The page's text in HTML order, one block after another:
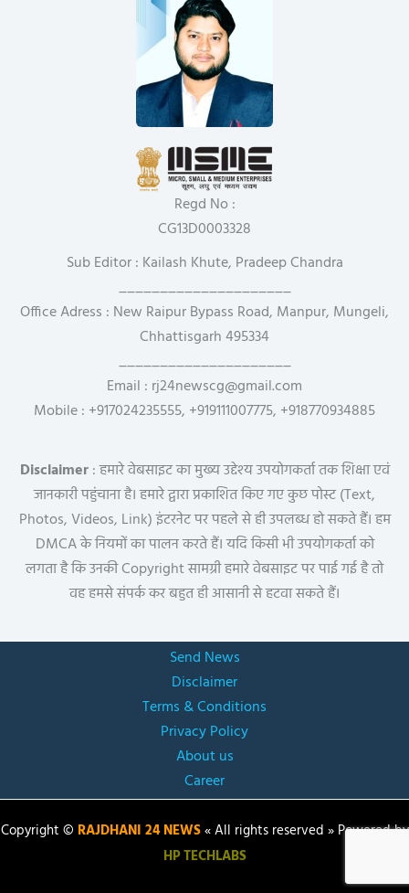
Regd No :
CG13D0003328
Sub Editor : Kailash Khute, Pradeep Chandra
_____________________
Office Adress : New Raipur Bypass Road, Manpur, Mungeli,
Chhattisgarh 495334
_____________________
Email : rj24newscg@gmail.com
Mobile : +917024235555, +919111007775, +918770934885
Disclaimer: हमारे वेबसाइट का मुख्य उद्देश्य उपयोगकर्ता तक शिक्षा एवं
जानकारी पहुंचाना है। हमारे द्वारा प्रकाशित किए गए कुछ पोस्ट (Text,
Photos, Videos, Link) इंटरनेट पर पहले से ही उपलब्ध हो सकते हैं। हम
DMCA के नियमों का पालन करते हैं। यदि किसी भी उपयोगकर्ता को
लगता है कि उनकी Copyright सामग्री हमारे वेबसाइट पर पाई गई है तो
वह हमसे संपर्क कर बहुत ही आसानी से हटवा सकते हैं।
Send News
Disclaimer
Terms & Conditions
Privacy Policy
About us
Career
Copyright © RAJDHANI 24 NEWS« All rights reserved » Powered by
HP TECHLABS